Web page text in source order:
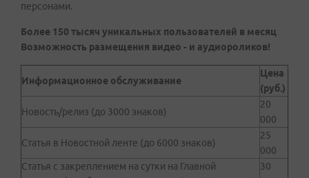
персонами.
Более 150 тысяч уникальных пользователей в месяц
Возможность размещения видео - и аудиороликов!
Информационное обслуживание
Цена
(руб.)
Новость/релиз (до 3000 знаков)
20
000
Статья в Новостной ленте (до 6000 знаков)
25
000
Статья с закреплением на сутки на Главной
30